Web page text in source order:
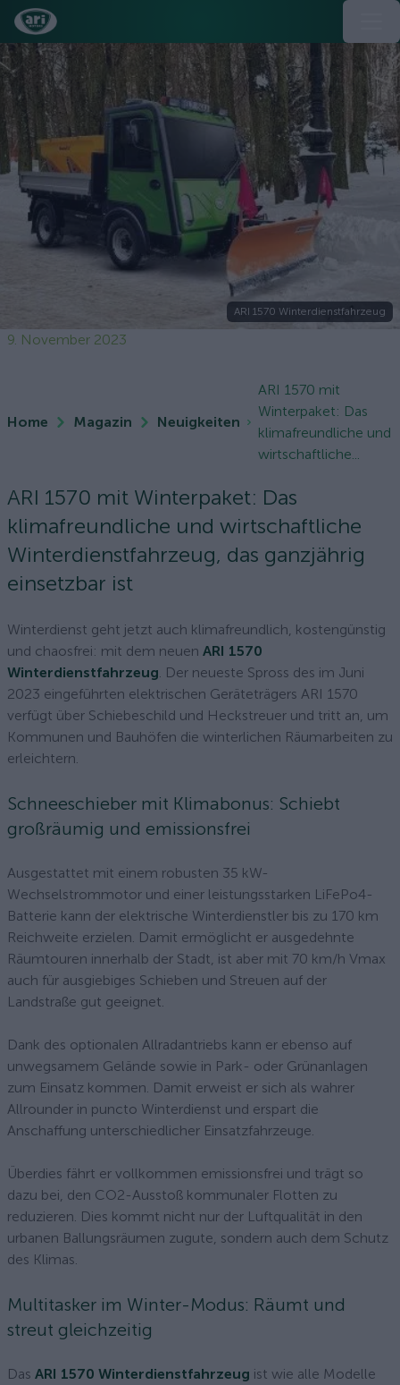
ARI 1570 Winterdienstfahrzeug
9. November 2023
Home Magazin Neuigkeiten
ARI 1570 mit
Winterpaket: Das
klimafreundliche und
wirtschaftliche...
ARI 1570 mit Winterpaket: Das
klimafreundliche und wirtschaftliche
Winterdienstfahrzeug, das ganzjährig
einsetzbar ist
Winterdienst geht jetzt auch klimafreundlich, kostengünstig
und chaosfrei: mit dem neuen ARI 1570
Winterdienstfahrzeug. Der neueste Spross des im Juni
2023 eingeführten elektrischen Geräteträgers ARI 1570
verfügt über Schiebeschild und Heckstreuer und tritt an, um
Kommunen und Bauhöfen die winterlichen Räumarbeiten zu
erleichtern.
Schneeschieber mit Klimabonus: Schiebt
großräumig und emissionsfrei
Ausgestattet mit einem robusten 35 kW-
Wechselstrommotor und einer leistungsstarken LiFePo4-
Batterie kann der elektrische Winterdienstler bis zu 170 km
Reichweite erzielen. Damit ermöglicht er ausgedehnte
Räumtouren innerhalb der Stadt, ist aber mit 70 km/h Vmax
auch für ausgiebiges Schieben und Streuen auf der
Landstraße gut geeignet.
Dank des optionalen Allradantriebs kann er ebenso auf
unwegsamem Gelände sowie in Park- oder Grünanlagen
zum Einsatz kommen. Damit erweist er sich als wahrer
Allrounder in puncto Winterdienst und erspart die
Anschaffung unterschiedlicher Einsatzfahrzeuge.
Überdies fährt er vollkommen emissionsfrei und trägt so
dazu bei, den CO2-Ausstoß kommunaler Flotten zu
reduzieren. Dies kommt nicht nur der Luftqualität in den
urbanen Ballungsräumen zugute, sondern auch dem Schutz
des Klimas.
Multitasker im Winter-Modus: Räumt und
streut gleichzeitig
Das ARI 1570 Winterdienstfahrzeug ist wie alle Modelle